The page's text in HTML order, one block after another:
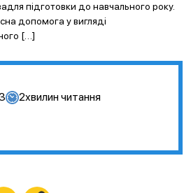
підготовки до навчального року.
допомога у вигляді
[…]
2хвилин читання